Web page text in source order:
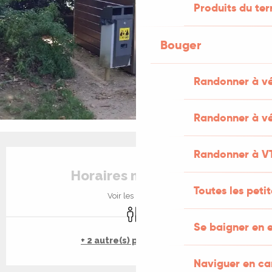
Produits du
Bouger
Randonner à
Randonner à
Randonner à
Toutes les
Se baigner en
Naviguer en
Ouverture et coordonnées
Horaires non définis
Voir les horaires
Toilettes
+ 2 autre(s) prestation(s)